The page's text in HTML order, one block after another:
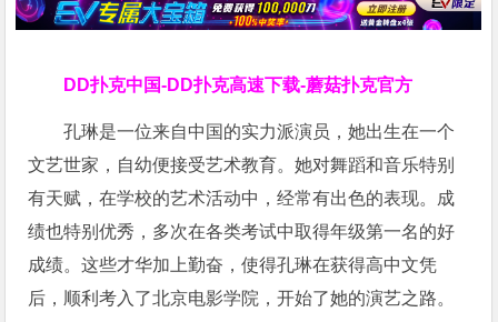
DD扑克中国-DD扑克高速下载-蘑菇扑克官方
孔琳是一位来自中国的实力派演员，她出生在一个
文艺世家，自幼便接受艺术教育。她对舞蹈和音乐特别
有天赋，在学校的艺术活动中，经常有出色的表现。成
绩也特别优秀，多次在各类考试中取得年级第一名的好
成绩。这些才华加上勤奋，使得孔琳在获得高中文凭
后，顺利考入了北京电影学院，开始了她的演艺之路。